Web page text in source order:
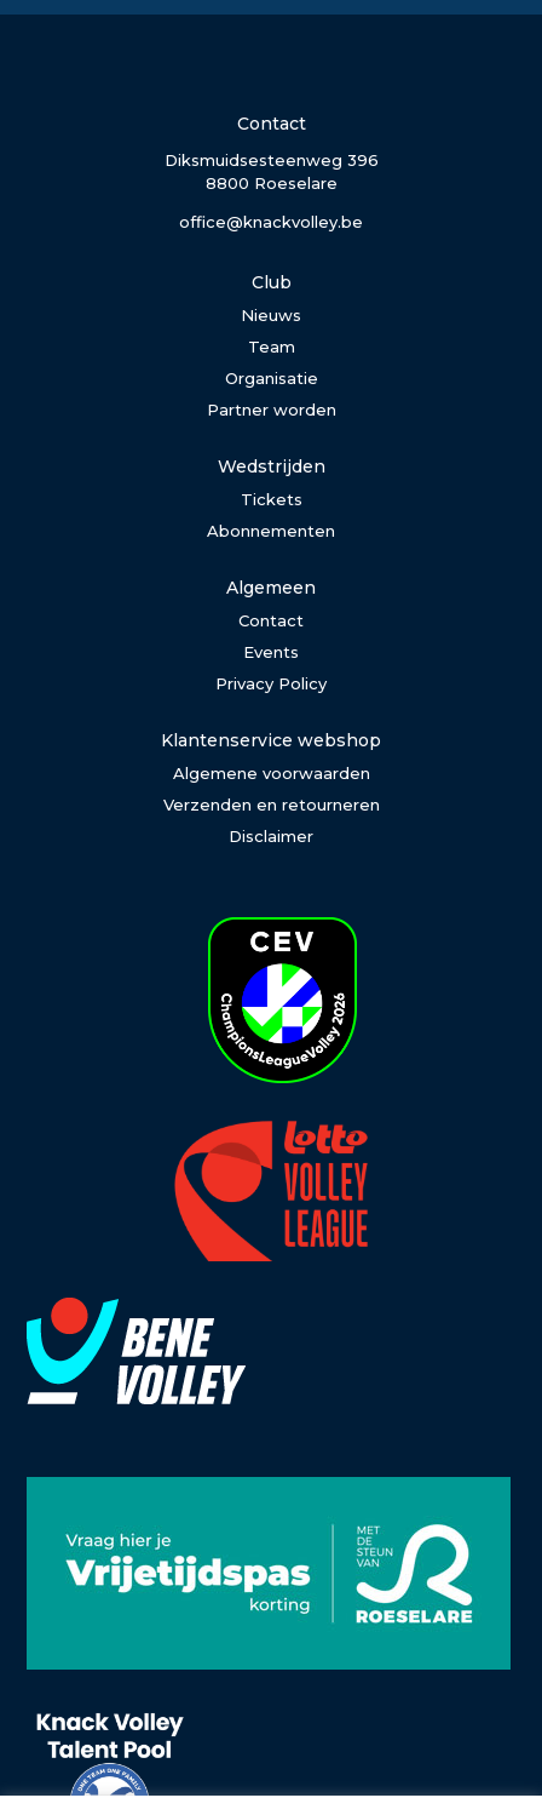
Contact
Diksmuidsesteenweg 396
8800 Roeselare
office@knackvolley.be
Club
Nieuws
Team
Organisatie
Partner worden
Wedstrijden
Tickets
Abonnementen
Algemeen
Contact
Events
Privacy Policy
Klantenservice webshop
Algemene voorwaarden
Verzenden en retourneren
Disclaimer